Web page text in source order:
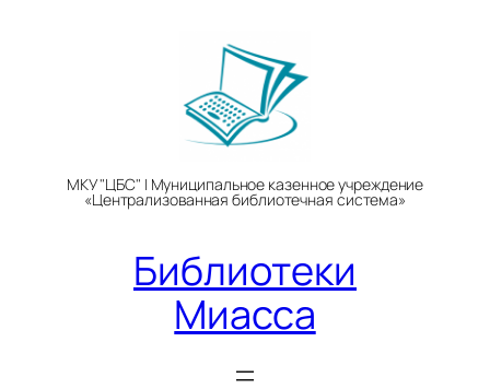
МКУ "ЦБС" | Муниципальное казенное учреждение
«Централизованная библиотечная система»
Библиотеки
Миасса